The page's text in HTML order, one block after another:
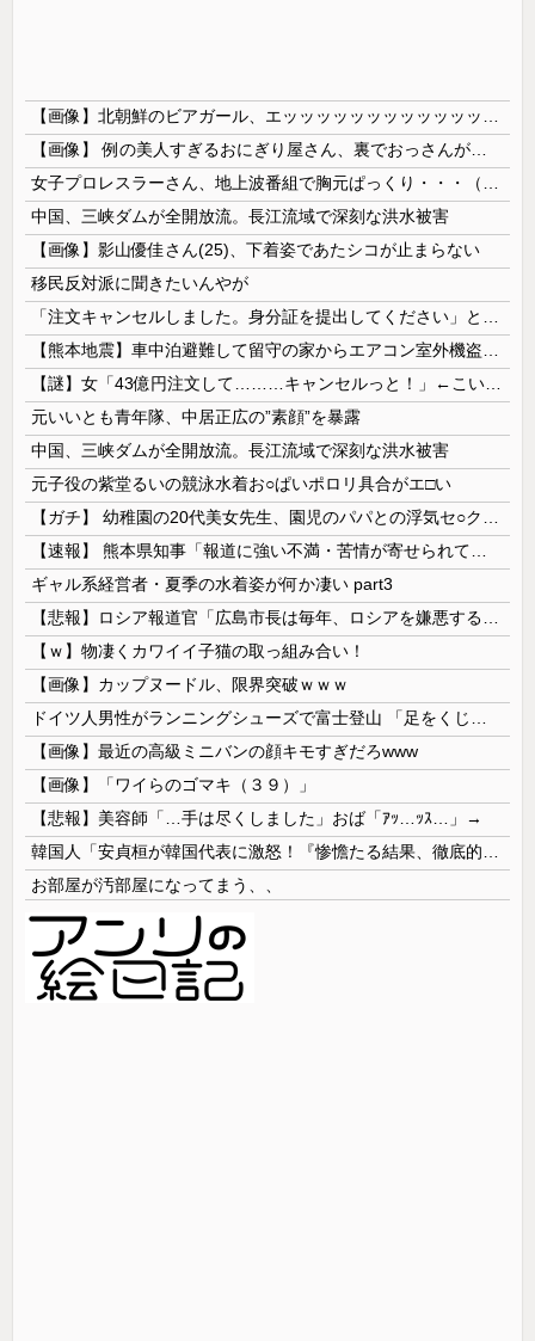
中国、三峡ダムが全開放流。長江流域で深刻な洪水被害
【画像】影山優佳さん(25)、下着姿であたシコが止まらない
移民反対派に聞きたいんやが
元いいとも青年隊、中居正広の”素顔”を暴露
中国、三峡ダムが全開放流。長江流域で深刻な洪水被害
元子役の紫堂るいの競泳水着お○ぱいポロリ具合がエ□い
ギャル系経営者・夏季の水着姿が何か凄い part3
【ｗ】物凄くカワイイ子猫の取っ組み合い！
【画像】カップヌードル、限界突破ｗｗｗ
【画像】最近の高級ミニバンの顔キモすぎだろwww
【画像】「ワイらのゴマキ（３９）」
【悲報】美容師「…手は尽くしました」おば「ｱｯ…ｯｽ…」→
お部屋が汚部屋になってまう、、